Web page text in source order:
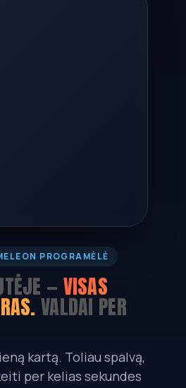
PROGRAMĖLĖ
— VISAS
VALDAI PER
kartą. Toliau spalvą,
per kelias sekundes